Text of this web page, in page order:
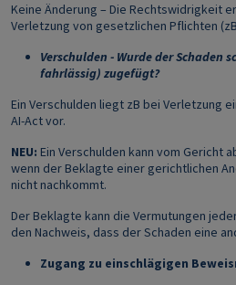
Keine Änderung – Die Rechtswidrigkeit
Verletzung von gesetzlichen Pflichten
Verschulden - Wurde der Schaden
fahrlässig) zugefügt?
Ein Verschulden liegt zB bei Verletzung
AI-Act vor.
NEU: Ein Verschulden kann vom Gericht
wenn der Beklagte einer gerichtlichen
nicht nachkommt.
Der Beklagte kann die Vermutungen
den Nachweis, dass der Schaden eine
Zugang zu einschlägigen